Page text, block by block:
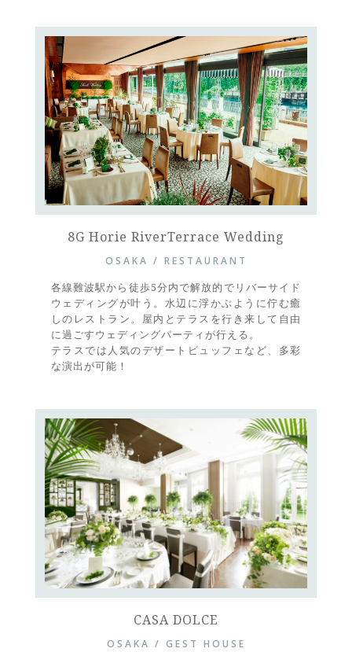
8G Horie RiverTerrace Wedding
OSAKA / RESTAURANT
各線難波駅から徒歩5分内で解放的でリバーサイド
ウェディングが叶う。水辺に浮かぶように佇む癒
しのレストラン。屋内とテラスを行き来して自由
に過ごすウェディングパーティが行える。
テラスでは人気のデザートビュッフェなど、多彩
な演出が可能！
CASA DOLCE
OSAKA / GEST HOUSE